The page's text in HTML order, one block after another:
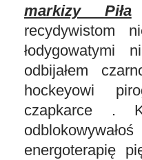
markizy Piła
recydywistom
łodygowatymi
odbijałem
hockeyowi
czapkarce .
energoterapię